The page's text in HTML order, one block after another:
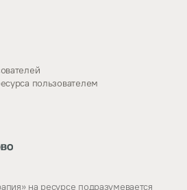
пользователем
на ресурсе подразумевается